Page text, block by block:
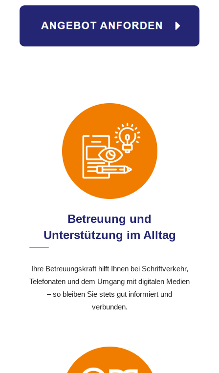
Betreuung und
Unterstützung im Alltag
Ihre Betreuungskraft hilft Ihnen bei Schriftverkehr,
Telefonaten und dem Umgang mit digitalen Medien
– so bleiben Sie stets gut informiert und
verbunden.